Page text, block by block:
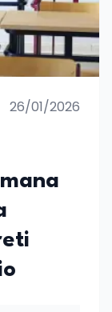
26/01/2026